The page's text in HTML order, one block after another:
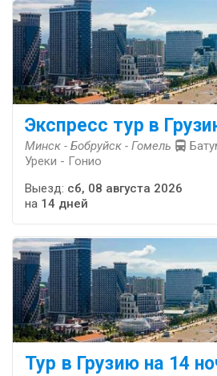
Экспресс тур в
Минск - Бобруйск - Гомель
Уреки - Гонио
Выезд: сб, 08 августа 2026
на 14 дней
Тур в Грузию на 14